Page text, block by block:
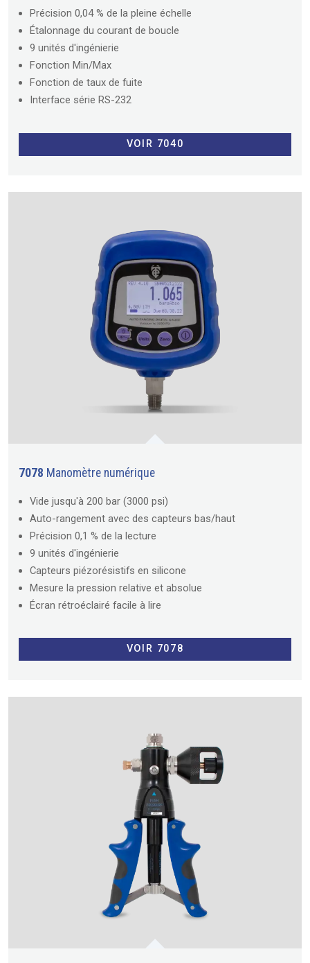
Précision 0,04 % de la pleine échelle
Étalonnage du courant de boucle
9 unités d'ingénierie
Fonction Min/Max
Fonction de taux de fuite
Interface série RS-232
VOIR 7040
7078 Manomètre numérique
Vide jusqu'à 200 bar (3000 psi)
Auto-rangement avec des capteurs bas/haut
Précision 0,1 % de la lecture
9 unités d'ingénierie
Capteurs piézorésistifs en silicone
Mesure la pression relative et absolue
Écran rétroéclairé facile à lire
VOIR 7078